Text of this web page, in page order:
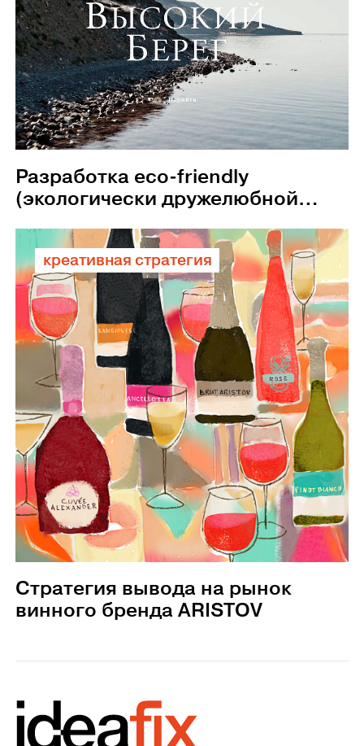
Разработка eco-friendly
(экологически дружелюбной)
бренда
креативная стратегия
Стратегия вывода на рынок
винного бренда ARISTOV